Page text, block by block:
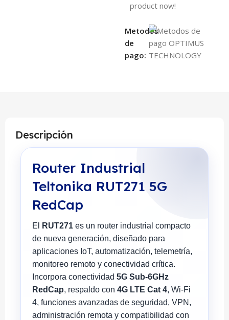
product now!
Metodos
de
pago:
Descripción
Router Industrial
Teltonika RUT271 5G
RedCap
El RUT271 es un router industrial compacto
de nueva generación, diseñado para
aplicaciones IoT, automatización, telemetría,
monitoreo remoto y conectividad crítica.
Incorpora conectividad 5G Sub-6GHz
RedCap, respaldo con 4G LTE Cat 4, Wi-Fi
4, funciones avanzadas de seguridad, VPN,
administración remota y compatibilidad con